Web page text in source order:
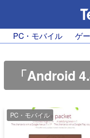
PC・モバイル ゲ
「Android
PC・モバイル